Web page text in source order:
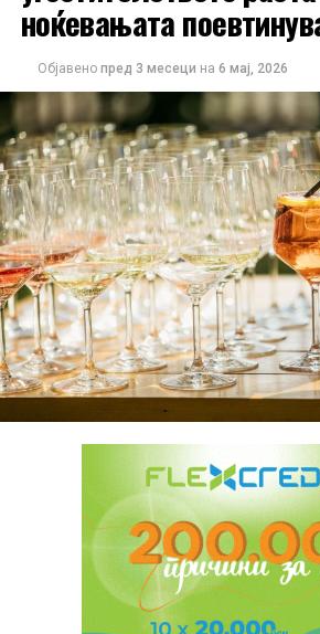
ноќевањата
Објавено пред 3 месеци на 6 мај, 2026